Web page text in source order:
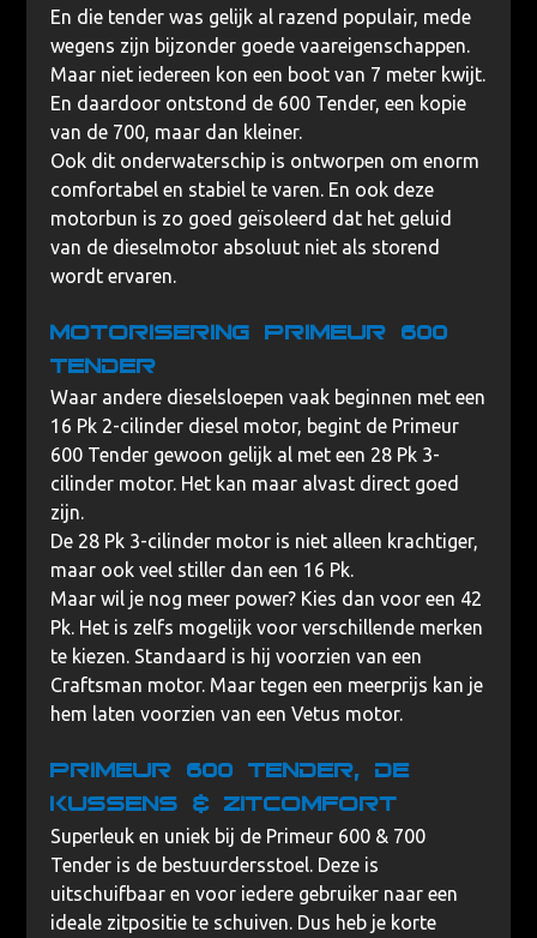
En die tender was gelijk al razend populair, mede
wegens zijn bijzonder goede vaareigenschappen.
Maar niet iedereen kon een boot van 7 meter kwijt.
En daardoor ontstond de 600 Tender, een kopie
van de 700, maar dan kleiner.
Ook dit onderwaterschip is ontworpen om enorm
comfortabel en stabiel te varen. En ook deze
motorbun is zo goed geïsoleerd dat het geluid
van de dieselmotor absoluut niet als storend
wordt ervaren.
Motorisering Primeur 600
Tender
Waar andere dieselsloepen vaak beginnen met een
16 Pk 2-cilinder diesel motor, begint de Primeur
600 Tender gewoon gelijk al met een 28 Pk 3-
cilinder motor. Het kan maar alvast direct goed
zijn.
De 28 Pk 3-cilinder motor is niet alleen krachtiger,
maar ook veel stiller dan een 16 Pk.
Maar wil je nog meer power? Kies dan voor een 42
Pk. Het is zelfs mogelijk voor verschillende merken
te kiezen. Standaard is hij voorzien van een
Craftsman motor. Maar tegen een meerprijs kan je
hem laten voorzien van een Vetus motor.
Primeur 600 Tender, de
kussens & zitcomfort
Superleuk en uniek bij de Primeur 600 & 700
Tender is de bestuurdersstoel. Deze is
uitschuifbaar en voor iedere gebruiker naar een
ideale zitpositie te schuiven. Dus heb je korte